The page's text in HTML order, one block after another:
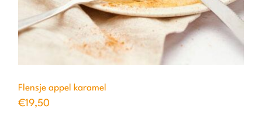
Flensje appel karamel
€19,50